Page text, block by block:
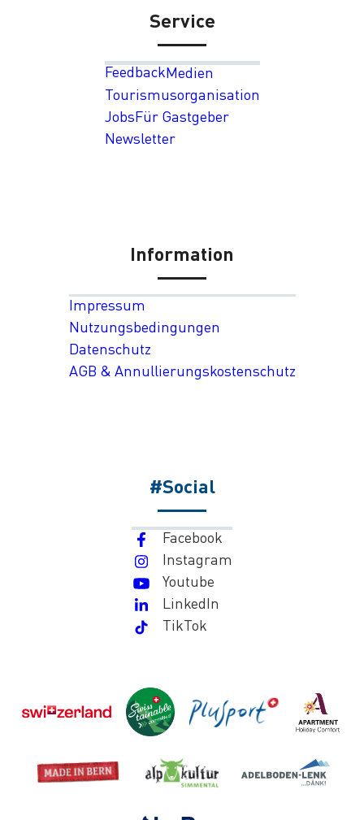
Service
FeedbackMedien
Tourismusorganisation
JobsFür Gastgeber
Newsletter
Information
Impressum
Nutzungsbedingungen
Datenschutz
AGB & Annullierungskostenschutz
#Social
Facebook
Instagram
Youtube
LinkedIn
TikTok